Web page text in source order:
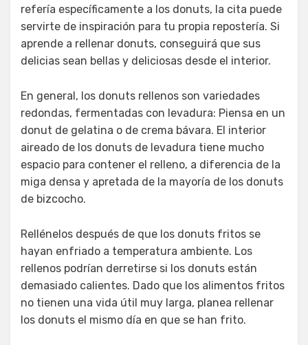
refería específicamente a los donuts, la cita puede
servirte de inspiración para tu propia repostería. Si
aprende a rellenar donuts, conseguirá que sus
delicias sean bellas y deliciosas desde el interior.
En general, los donuts rellenos son variedades
redondas, fermentadas con levadura: Piensa en un
donut de gelatina o de crema bávara. El interior
aireado de los donuts de levadura tiene mucho
espacio para contener el relleno, a diferencia de la
miga densa y apretada de la mayoría de los donuts
de bizcocho.
Rellénelos después de que los donuts fritos se
hayan enfriado a temperatura ambiente. Los
rellenos podrían derretirse si los donuts están
demasiado calientes. Dado que los alimentos fritos
no tienen una vida útil muy larga, planea rellenar
los donuts el mismo día en que se han frito.